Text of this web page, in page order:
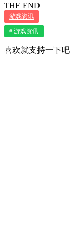
THE END
游戏资讯
# 游戏资讯
喜欢就支持一下吧